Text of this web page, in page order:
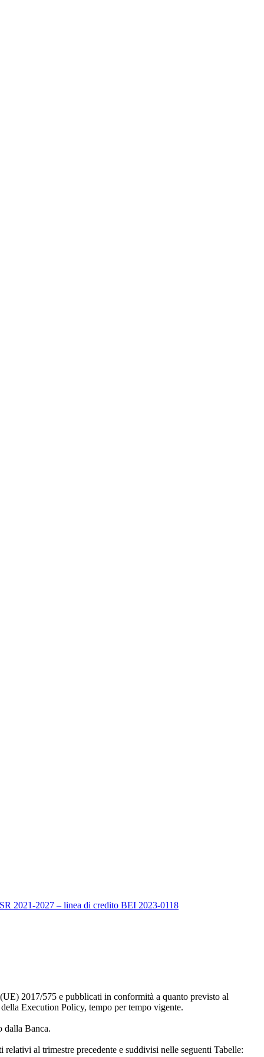
2021-2027 – linea di credito BEI 2023-0118
2017/575 e pubblicati in conformità a quanto previsto al
Execution Policy, tempo per tempo vigente.
dalla Banca.
al trimestre precedente e suddivisi nelle seguenti Tabelle: